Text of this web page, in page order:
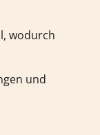
wodurch
und